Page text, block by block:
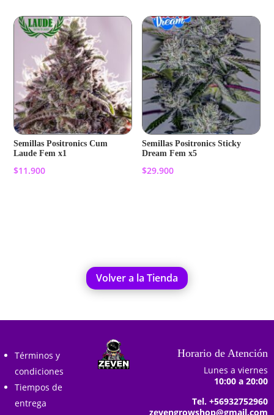
Semillas Positronics Cum
Laude Fem x1
$11.900
Semillas Positronics Sticky
Dream Fem x5
$29.900
Volver a la Tienda
Términos y
condiciones
Tiempos de
entrega
Horario de Atención
Lunes a viernes
10:00 a 20:00
Tel. +56932752960
zevengrowshop@gmail.com